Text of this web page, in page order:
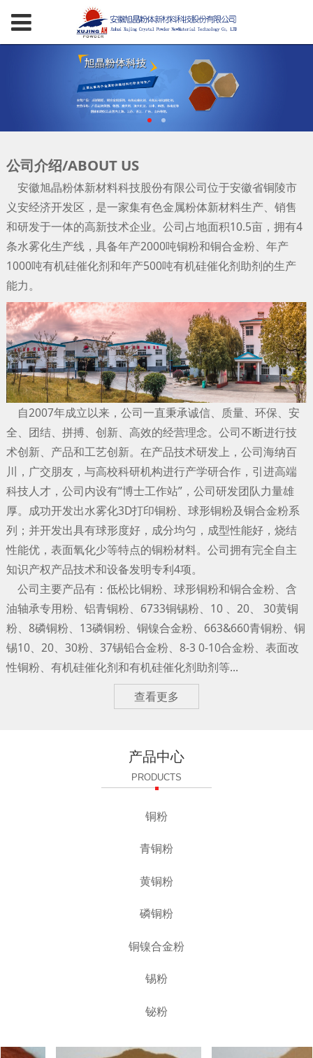
公司介绍/ABOUT US
安徽旭晶粉体新材料科技股份有限公司位于安徽省铜陵市
义安经济开发区，是一家集有色金属粉体新材料生产、销售
和研发于一体的高新技术企业。公司占地面积10.5亩，拥有4
条水雾化生产线，具备年产2000吨铜粉和铜合金粉、年产
1000吨有机硅催化剂和年产500吨有机硅催化剂助剂的生产
能力。
自2007年成立以来，公司一直秉承诚信、质量、环保、安
全、团结、拼搏、创新、高效的经营理念。公司不断进行技
术创新、产品和工艺创新。在产品技术研发上，公司海纳百
川，广交朋友，与高校科研机构进行产学研合作，引进高端
科技人才，公司内设有“博士工作站”，公司研发团队力量雄
厚。成功开发出水雾化3D打印铜粉、球形铜粉及铜合金粉系
列；并开发出具有球形度好，成分均匀，成型性能好，烧结
性能优，表面氧化少等特点的铜粉材料。公司拥有完全自主
知识产权产品技术和设备发明专利4项。
公司主要产品有：低松比铜粉、球形铜粉和铜合金粉、含
油轴承专用粉、铝青铜粉、6733铜锡粉、10 、20、 30黄铜
粉、8磷铜粉、13磷铜粉、铜镍合金粉、663&660青铜粉、铜
锡10、20、30粉、37锡铅合金粉、8-3 0-10合金粉、表面改
性铜粉、有机硅催化剂和有机硅催化剂助剂等...
查看更多
产品中心
PRODUCTS
铜粉
青铜粉
黄铜粉
磷铜粉
铜镍合金粉
锡粉
铋粉